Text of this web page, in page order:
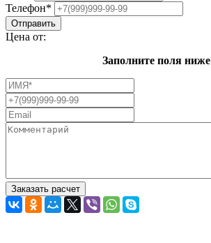
Телефон*
Цена от:
Заполните поля ниже